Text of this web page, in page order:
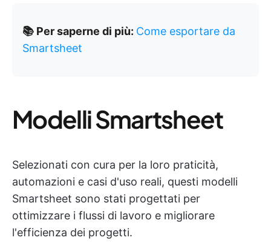
📚 Per saperne di più: Come esportare da
Smartsheet
Modelli Smartsheet
Selezionati con cura per la loro praticità,
automazioni e casi d'uso reali, questi modelli
Smartsheet sono stati progettati per
ottimizzare i flussi di lavoro e migliorare
l'efficienza dei progetti.